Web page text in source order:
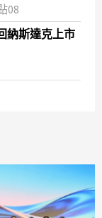
08
納斯達克上市